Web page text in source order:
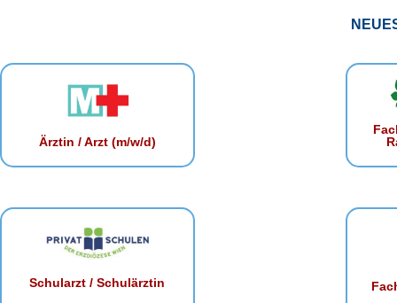
Ärztin / Arzt (m/w/d)
Schularzt / Schulärztin